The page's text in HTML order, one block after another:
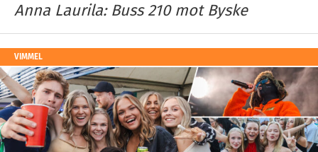
Anna Laurila: Buss 210 mot Byske
VIMMEL